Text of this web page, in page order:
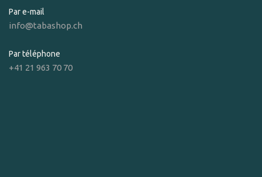
Par e-mail
info@tabashop.ch
Par téléphone
+41 21 963 70 70